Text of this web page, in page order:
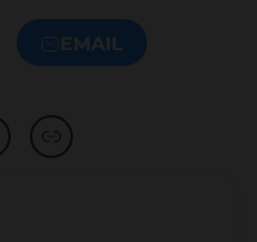
EMAIL